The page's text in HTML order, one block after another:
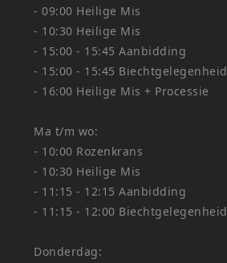
- 09:00 Heilige Mis
- 10:30 Heilige Mis
- 15:00 - 15:45 Aanbidding
- 15:00 - 15:45 Biechtgelegenheid
- 16:00 Heilige Mis + Processie
Ma t/m wo:
- 10:00 Rozenkrans
- 10:30 Heilige Mis
- 11:15 - 12:15 Aanbidding
- 11:15 - 12:00 Biechtgelegenheid
Donderdag: